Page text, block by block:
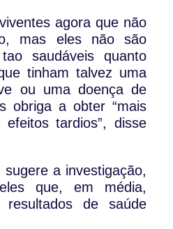
agora que não
mas eles não são
saudáveis quanto
tinham talvez uma
ou uma doença de
obriga a obter “mais
tardios”, disse
a investigação,
que, em média,
resultados de saúde